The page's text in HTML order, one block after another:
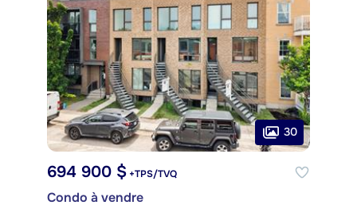
30
694 900 $ +TPS/TVQ
Condo à vendre